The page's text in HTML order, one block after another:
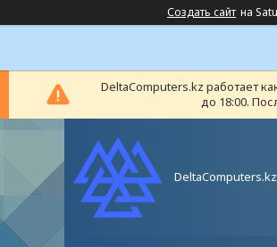
Создать сайт на
DeltaComputers.kz работает
до 18:00.
DeltaComputers.kz